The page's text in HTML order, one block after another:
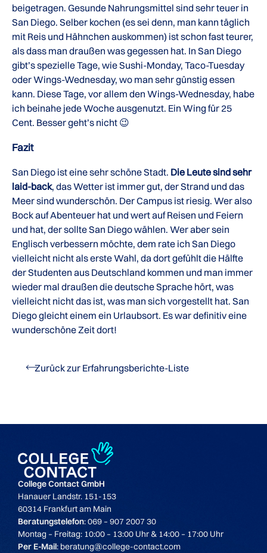
beigetragen. Gesunde Nahrungsmittel sind sehr teuer in
San Diego. Selber kochen (es sei denn, man kann täglich
mit Reis und Hähnchen auskommen) ist schon fast teurer,
als dass man draußen was gegessen hat. In San Diego
gibt’s spezielle Tage, wie Sushi-Monday, Taco-Tuesday
oder Wings-Wednesday, wo man sehr günstig essen
kann. Diese Tage, vor allem den Wings-Wednesday, habe
ich beinahe jede Woche ausgenutzt. Ein Wing für 25
Cent. Besser geht’s nicht 😉
Fazit
San Diego ist eine sehr schöne Stadt. Die Leute sind sehr
laid-back, das Wetter ist immer gut, der Strand und das
Meer sind wunderschön. Der Campus ist riesig. Wer also
Bock auf Abenteuer hat und wert auf Reisen und Feiern
und hat, der sollte San Diego wählen. Wer aber sein
Englisch verbessern möchte, dem rate ich San Diego
vielleicht nicht als erste Wahl, da dort gefühlt die Hälfte
der Studenten aus Deutschland kommen und man immer
wieder mal draußen die deutsche Sprache hört, was
vielleicht nicht das ist, was man sich vorgestellt hat. San
Diego gleicht einem ein Urlaubsort. Es war definitiv eine
wunderschöne Zeit dort!
Zurück zur Erfahrungsberichte-Liste
College Contact GmbH
Hanauer Landstr. 151-153
60314 Frankfurt am Main
Beratungstelefon: 069 – 907 2007 30
Montag – Freitag: 10:00 – 13:00 Uhr & 14:00 – 17:00 Uhr
Per E-Mail: beratung@college-contact.com